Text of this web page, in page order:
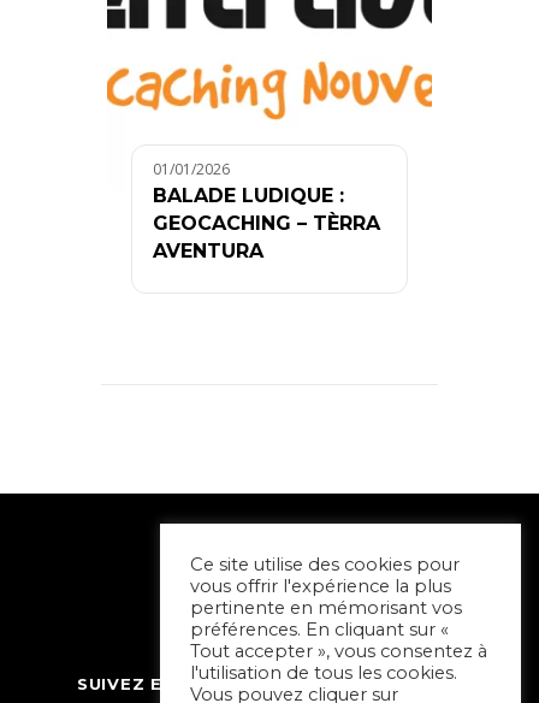
01/01/2026
BALADE LUDIQUE :
GEOCACHING – TÈRRA
AVENTURA
SUIVEZ ET CONTACTEZ SORTIR À NIORT
Ce site utilise des cookies pour
vous offrir l'expérience la plus
pertinente en mémorisant vos
préférences. En cliquant sur «
Tout accepter », vous consentez à
l'utilisation de tous les cookies.
Vous pouvez cliquer sur